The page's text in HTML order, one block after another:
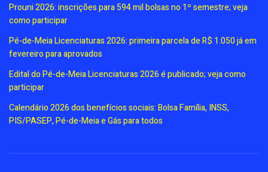
Prouni 2026: inscrições para 594 mil bolsas no 1º semestre; veja
como participar
Pé-de-Meia Licenciaturas 2026: primeira parcela de R$ 1.050 já em
fevereiro para aprovados
Edital do Pé-de-Meia Licenciaturas 2026 é publicado; veja como
participar
Calendário 2026 dos benefícios sociais: Bolsa Família, INSS,
PIS/PASEP, Pé-de-Meia e Gás para todos